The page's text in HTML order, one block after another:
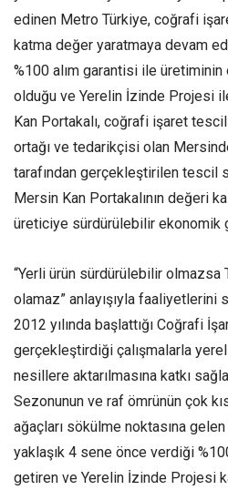
edinen Metro Türkiye, coğrafi
katma değer yaratmaya devam
%100 alım garantisi ile
olduğu ve Yerelin İzinde Projesi
Kan Portakalı, coğrafi işaret
ortağı ve tedarikçisi olan
tarafından gerçekleştirilen tescil
Mersin Kan Portakalının değeri
üreticiye sürdürülebilir ekonomik
“Yerli ürün sürdürülebilir olmazsa
olamaz” anlayışıyla faaliyetlerini
2012 yılında başlattığı Coğrafi
gerçekleştirdiği çalışmalarla
nesillere aktarılmasına katkı
Sezonunun ve raf ömrünün çok
ağaçları sökülme noktasına
yaklaşık 4 sene önce verdiği
getiren ve Yerelin İzinde Projesi